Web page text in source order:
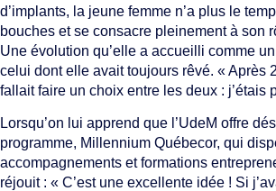
d’implants, la jeune femme n’a plus le
bouches et se consacre pleinement à son
Une évolution qu’elle a accueilli comme
celui dont elle avait toujours rêvé. « Après
fallait faire un choix entre les deux : j’étais
Lorsqu’on lui apprend que l’UdeM offre
programme, Millennium Québecor, qui
accompagnements et formations
réjouit : « C’est une excellente idée ! Si